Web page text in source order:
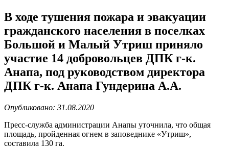
В ходе тушения пожара и эвакуации
гражданского населения в поселках
Большой и Малый Утриш приняло
участие 14 добровольцев ДПК г-к.
Анапа, под руководством директора
ДПК г-к. Анапа Гундерина А.А.
Опубликовано: 31.08.2020
Пресс-служба администрации Анапы уточнила, что общая
площадь, пройденная огнем в заповеднике «Утриш»,
составила 130 га.